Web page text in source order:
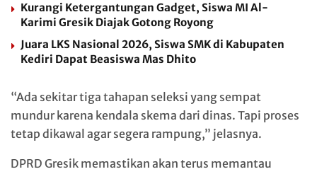
Kurangi Ketergantungan Gadget, Siswa MI Al-
Karimi Gresik Diajak Gotong Royong
Juara LKS Nasional 2026, Siswa SMK di Kabupaten
Kediri Dapat Beasiswa Mas Dhito
“Ada sekitar tiga tahapan seleksi yang sempat
mundur karena kendala skema dari dinas. Tapi proses
tetap dikawal agar segera rampung,” jelasnya.
DPRD Gresik memastikan akan terus memantau